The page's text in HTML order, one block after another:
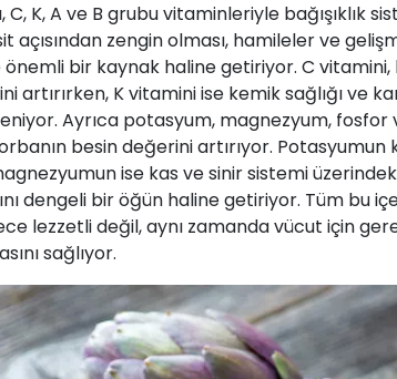
C, K, A ve B grubu vitaminleriyle bağışıklık
açısından zengin olması, hamileler ve
bir kaynak haline getiriyor. C vitamini,
artırırken, K vitamini ise kemik sağlığı ve
Ayrıca potasyum, magnezyum, fosfor
besin değerini artırıyor. Potasyumun
ise kas ve sinir sistemi
dengeli bir öğün haline getiriyor. Tüm bu
lezzetli değil, aynı zamanda vücut için
sağlıyor.